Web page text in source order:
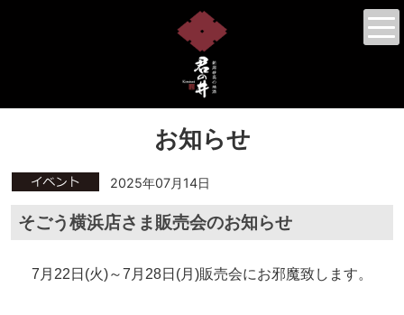
お知らせ
2025年07月14日
そごう横浜店さま販売会のお知らせ
7月22日(火)～7月28日(月)販売会にお邪魔致します。